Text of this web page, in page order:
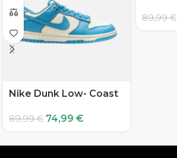
Nike Dunk Low- Coast
89,99€ 74,99 €
89,99€